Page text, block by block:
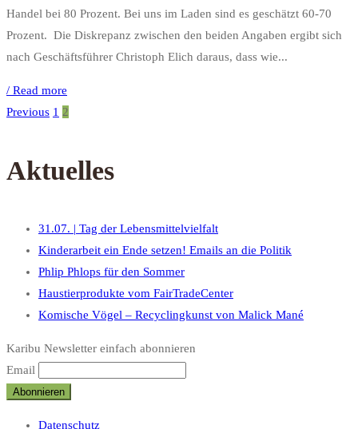
Handel bei 80 Prozent. Bei uns im Laden sind es geschätzt 60-70
Prozent. Die Diskrepanz zwischen den beiden Angaben ergibt sich
nach Geschäftsführer Christoph Elich daraus, dass wie...
/ Read more
Previous 1 2
Aktuelles
31.07. | Tag der Lebensmittelvielfalt
Kinderarbeit ein Ende setzen! Emails an die Politik
Phlip Phlops für den Sommer
Haustierprodukte vom FairTradeCenter
Komische Vögel – Recyclingkunst von Malick Mané
Karibu Newsletter einfach abonnieren
Email
Datenschutz